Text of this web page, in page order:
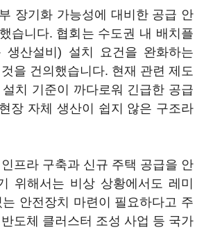
장기화 가능성에 대비한 공급 안
습니다. 협회는 수도권 내 배치플
생산설비) 설치 요건을 완화하는
을 건의했습니다. 현재 관련 제도
치 기준이 까다로워 긴급한 공급
장 자체 생산이 쉽지 않은 구조라
프라 구축과 신규 주택 공급을 안
위해서는 비상 상황에서도 레미
안전장치 마련이 필요하다고 주
도체 클러스터 조성 사업 등 국가